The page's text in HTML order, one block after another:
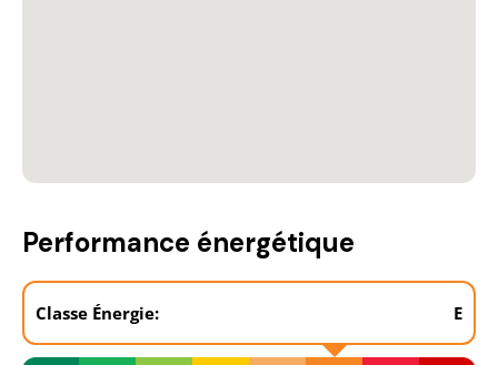
Performance énergétique
Classe Énergie: E